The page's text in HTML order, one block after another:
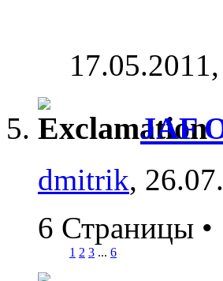
17.05.2011,
JAF
dmitrik,
6 Страницы •
1 2 3 ... 6